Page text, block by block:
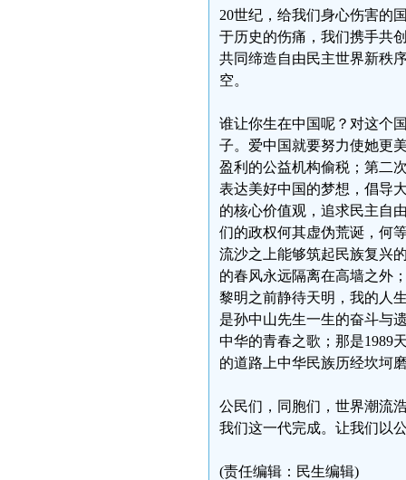
20世纪，给我们身心伤害的
于历史的伤痛，我们携手共
共同缔造自由民主世界新秩
空。
谁让你生在中国呢？对这个
子。爱中国就要努力使她更
盈利的公益机构偷税；第二
表达美好中国的梦想，倡导
的核心价值观，追求民主自
们的政权何其虚伪荒诞，何
流沙之上能够筑起民族复兴
的春风永远隔离在高墙之外
黎明之前静待天明，我的人
是孙中山先生一生的奋斗与
中华的青春之歌；那是1989
的道路上中华民族历经坎坷
公民们，同胞们，世界潮流
我们这一代完成。让我们以
(责任编辑：民生编辑)